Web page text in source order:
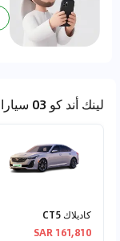
لينك أند كو 03 سيارات ذات صلة
كاديلاك CT5
161,810 SAR